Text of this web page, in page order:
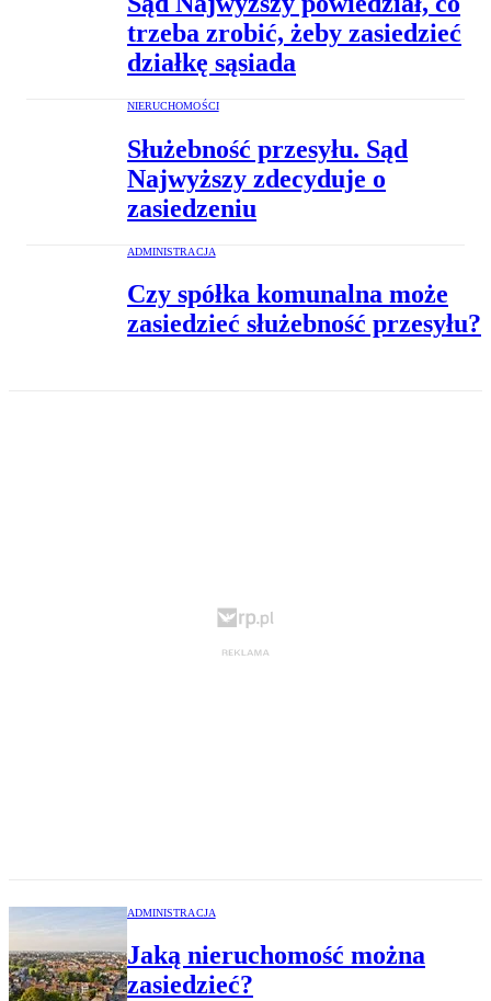
trzeba zrobić, żeby zasiedzieć
działkę sąsiada
NIERUCHOMOŚCI
Służebność przesyłu. Sąd
Najwyższy zdecyduje o
zasiedzeniu
ADMINISTRACJA
Czy spółka komunalna może
zasiedzieć służebność przesyłu?
ADMINISTRACJA
Jaką nieruchomość można
zasiedzieć?